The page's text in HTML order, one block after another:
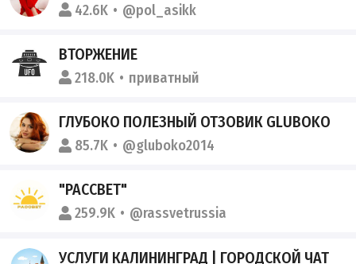
42.6K @pol_asikk
ВТОРЖЕНИЕ
218.0K приватный
ГЛУБОКО ПОЛЕЗНЫЙ ОТЗОВИК GLUBOKO
85.7K @gluboko2014
"РАССВЕТ"
259.9K @rassvetrussia
УСЛУГИ КАЛИНИНГРАД | ГОРОДСКОЙ ЧАТ